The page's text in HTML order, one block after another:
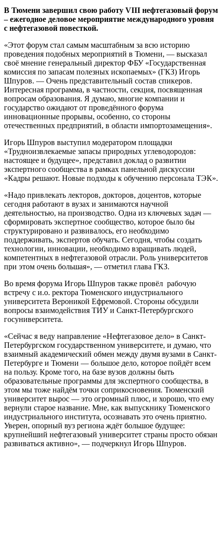
В Тюмени завершил свою работу VIII нефтегазовый форум
– ежегодное деловое мероприятие международного уровня
с нефтегазовой повесткой.
«Этот форум стал самым масштабным за всю историю
проведения подобных мероприятий в Тюмени, — высказал
своё мнение генеральный директор ФБУ «Государственная
комиссия по запасам полезных ископаемых» (ГКЗ) Игорь
Шпуров. — Очень представительный состав спикеров.
Интересная программа, в частности, секция, посвященная
вопросам образования. Я думаю, многие компании и
государство ожидают от проведённого форума
инновационные прорывы, особенно, со стороны
отечественных предприятий, в области импортозамещения».
Игорь Шпуров выступил модератором площадки
«Трудноизвлекаемые запасы природных углеводородов:
настоящее и будущее», представил доклад о развитии
экспертного сообщества в рамках панельной дискуссии
«Кадры решают. Новые подходы к обучению персонала ТЭК».
«Надо привлекать лекторов, докторов, доцентов, которые
сегодня работают в вузах и занимаются научной
деятельностью, на производство. Одна из ключевых задач —
сформировать экспертное сообщество, которое было бы
структурировано и развивалось, его необходимо
поддерживать, экспертов обучать. Сегодня, чтобы создать
технологии, инновации, необходимо взращивать людей,
компетентных в нефтегазовой отрасли. Роль университетов
при этом очень большая», — отметил глава ГКЗ.
Во время форума Игорь Шпуров также провёл рабочую
встречу с и.о. ректора Тюменского индустриального
университета Вероникой Ефремовой. Стороны обсудили
вопросы взаимодействия ТИУ и Санкт-Петербургского
госуниверситета.
«Сейчас я веду направление «Нефтегазовое дело» в Санкт-
Петербургском государственном университете, и думаю, что
взаимный академический обмен между двумя вузами в Санкт-
Петербурге и Тюмени — большое дело, которое пойдёт всем
на пользу. Кроме того, на базе вузов должны быть
образовательные программы для экспертного сообщества, в
этом мы тоже найдём точки соприкосновения. Тюменский
университет вырос — это огромный плюс, и хорошо, что ему
вернули старое название. Мне, как выпускнику Тюменского
индустриального института, осознавать это очень приятно.
Уверен, опорный вуз региона ждёт большое будущее:
крупнейший нефтегазовый университет страны просто обязан
развиваться активно», — подчеркнул Игорь Шпуров.